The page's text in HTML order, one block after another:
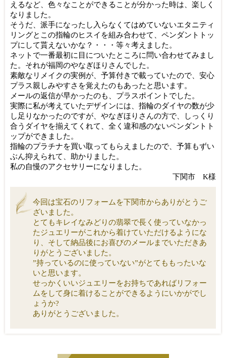
えるなど、色々なことができることが分かった時は、楽しく
なりました。
そうだ、派手になったし入らなくてはめていないエタニティ
リングとこの指輪のヒスイを組み合わせて、ペンダントトッ
プにして貰えないかな？・・・等々考えました。
ネットで一番最初に目についたところに問い合わせてみまし
た。それが福岡のやなぎほりさんでした。
素敵なリメイクの実例が、予算付きで載っていたので、安心
プラス親しみやすさを覚えたのもあったと思います。
メールの返信が早かったのも、プラスポイントでした。
実際に私が考えていたデザインには、指輪のダイヤの数が少
し足りなかったのですが、やなぎほりさんの方で、しっくり
合うダイヤを揃えてくれて、全く違和感のないペンダントト
ップができました。
指輪のプラチナを買い取ってもらえましたので、予算もずい
ぶん抑えられて、助かりました。
私の自慢のアクセサリーになりました。
下関市 K様
今回は宝石のリフォームを下関市からありがとうご
ざいました。
とてもキレイなみどりの翡翠で長く使っていなかっ
たジュエリーがこれから着けていただけるようにな
り、そして納品後にお喜びのメールまでいただきあ
りがとうございました。
”持っているのに使っていない”がとてももったいな
いと思います。
せっかくいいジュエリーをお持ちであればリフォー
ムをして身に着けることができるようにいかがでし
ょうか?
ありがとうございました。